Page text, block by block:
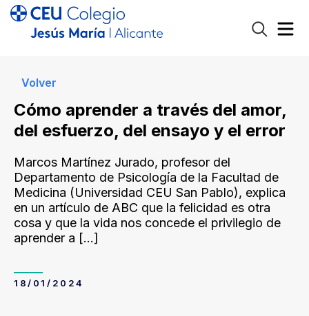
Volver
Cómo aprender a través del amor,
del esfuerzo, del ensayo y el error
Marcos Martínez Jurado, profesor del
Departamento de Psicología de la Facultad de
Medicina (Universidad CEU San Pablo), explica
en un artículo de ABC que la felicidad es otra
cosa y que la vida nos concede el privilegio de
aprender a […]
18/01/2024